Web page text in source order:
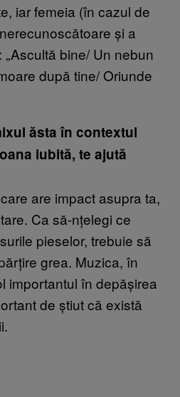
iar femeia (în cazul de
și a
bine/ Un nebun
după tine/ Oriunde
ăsta în contextul
iubită, te ajută
are impact asupra ta,
Ca să-nțelegi ce
pieselor, trebuie să
grea. Muzica, în
importantul în depășirea
de știut că există